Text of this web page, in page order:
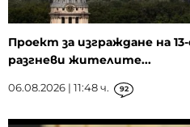
Проект за изграждане на
разгневи жителите...
06.08.2026 | 11:48 ч. 92